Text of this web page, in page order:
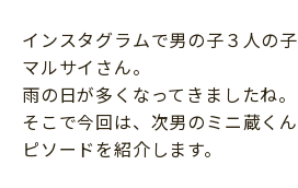
絵本・読み聞かせ
自由研究・工作
読書感想文
本・読書
親子でいっしょに
人間関係
おでかけ
家族
インスタグラムで男の子３人の
マルサイさん。
雨の日が多くなってきましたね。
そこで今回は、次男のミニ蔵く
ピソードを紹介します。